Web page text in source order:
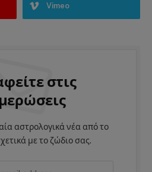
Vimeo
στις
αστρολογικά νέα από το
με το ζώδιο σας.